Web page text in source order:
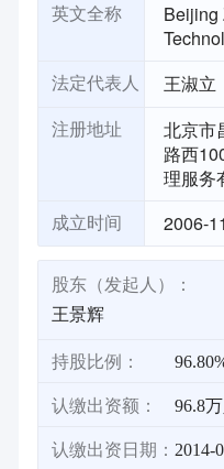
英文全称
Beijing
法定代表人 王淑立
注册地址
北京市
路西
理服务
成立时间 2006-
股东（发起人）：
王景辉
持股比例：
认缴出资额： 96.8
认缴出资日期： 2014-